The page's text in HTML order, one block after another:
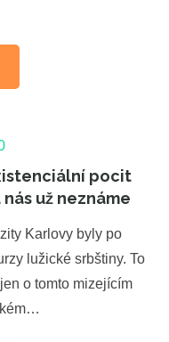
pocit
už neznáme
Karlovy byly po
lužické srbštiny. To
o tomto mizejícím